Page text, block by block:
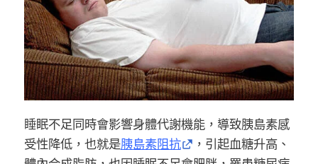
睡眠不足同時會影響身體代謝機能，導致胰島素感
受性降低，也就是胰島素阻抗
，引起血糖升高、